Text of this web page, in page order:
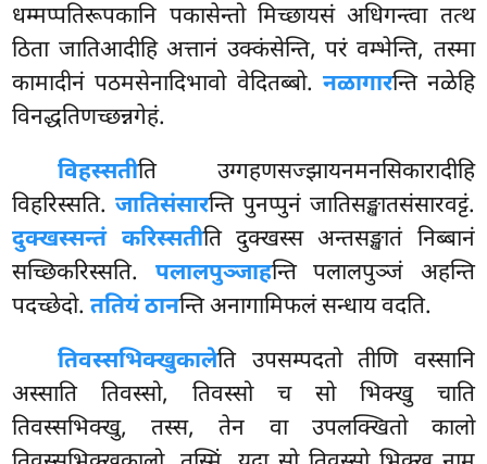
धम्मप्पतिरूपकानि पकासेन्तो मिच्छायसं अधिगन्त्वा तत्थ
ठिता जातिआदीहि अत्तानं उक्कंसेन्ति, परं वम्भेन्ति, तस्मा
कामादीनं पठमसेनादिभावो वेदितब्बो. नळागारन्ति नळेहि
विनद्धतिणच्छन्नगेहं.
विहस्सतीति उग्गहणसज्झायनमनसिकारादीहि
विहरिस्सति.जातिसंसारन्ति पुनप्पुनं जातिसङ्खातसंसारवट्टं.
दुक्खस्सन्तं करिस्सतीति दुक्खस्स अन्तसङ्खातं निब्बानं
सच्छिकरिस्सति. पलालपुञ्जाहन्ति पलालपुञ्जं अहन्ति
पदच्छेदो.ततियं ठानन्ति अनागामिफलं सन्धाय वदति.
तिवस्सभिक्खुकालेति उपसम्पदतो तीणि वस्सानि
अस्साति तिवस्सो, तिवस्सो च सो भिक्खु चाति
तिवस्सभिक्खु, तस्स, तेन वा उपलक्खितो कालो